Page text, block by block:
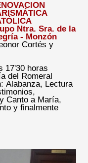
Ntra. Sra. de la
- Monzón
Cortés y
17'30 horas
del Romeral
Alabanza, Lectura
Canto a María,
y finalmente